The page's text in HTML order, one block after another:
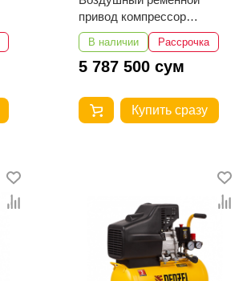
привод компрессор
DENZEL 58110
BCV2200/100
В наличии Рассрочка
5 787 500 сум
Купить сразу